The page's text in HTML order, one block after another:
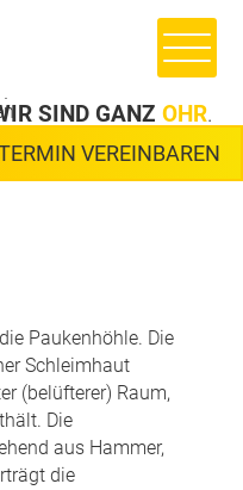
Sprechen Sie mit uns –
SIND GANZ OHR.
VEREINBAREN
Paukenhöhle. Die
Schleimhaut
(belüfterer) Raum,
Die
aus Hammer,
die